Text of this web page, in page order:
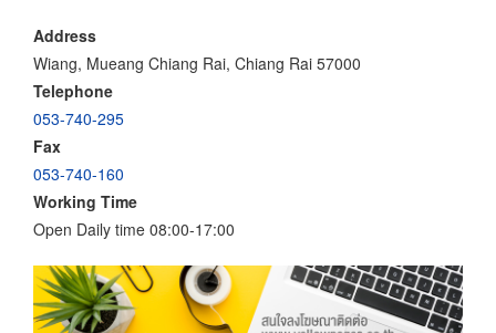
Address
Wiang, Mueang Chiang Rai, Chiang Rai 57000
Telephone
053-740-295
Fax
053-740-160
Working Time
Open Daily time 08:00-17:00